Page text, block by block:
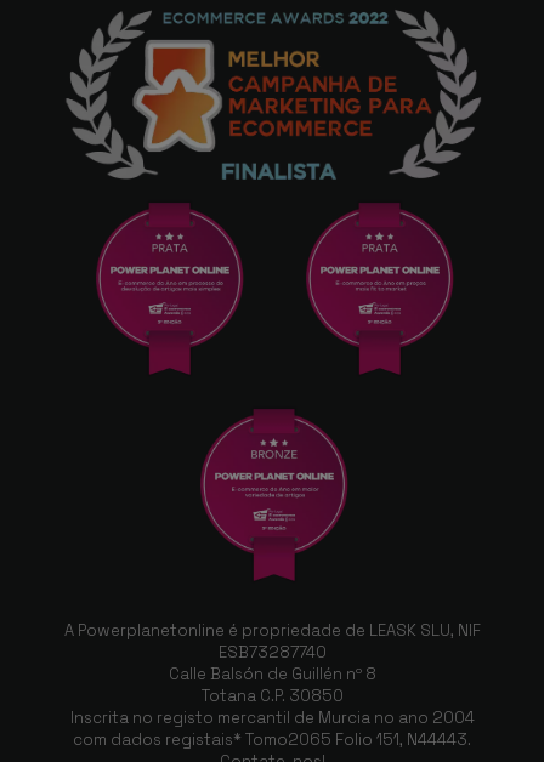
A Powerplanetonline é propriedade de LEASK SLU, NIF
ESB73287740
Calle Balsón de Guillén nº 8
Totana C.P. 30850
Inscrita no registo mercantil de Murcia no ano 2004
com dados registais* Tomo2065 Folio 151, N44443.